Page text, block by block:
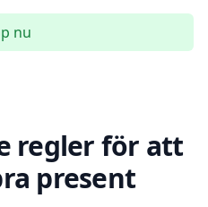
nu
regler för att
present